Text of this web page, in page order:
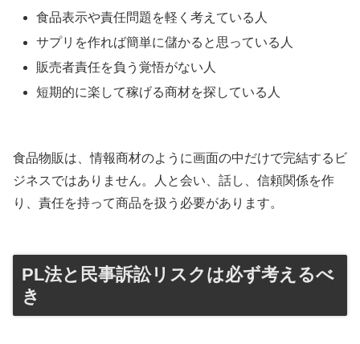
食品表示や責任問題を軽く考えている人
サプリを作れば簡単に儲かると思っている人
販売者責任を負う覚悟がない人
短期的に楽して稼げる商材を探している人
食品物販は、情報商材のように画面の中だけで完結するビ
ジネスではありません。人と会い、話し、信頼関係を作
り、責任を持って商品を扱う必要があります。
PL法と民事訴訟リスクは必ず考えるべ
き